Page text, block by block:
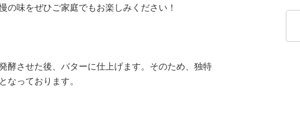
の味をぜひご家庭でもお楽しみください！
酵させた後、バターに仕上げます。そのため、独特
なっております。